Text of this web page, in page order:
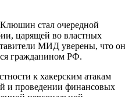
стал очередной
царящей во властных
МИД уверены, что он
гражданином РФ.
к хакерским атакам
и проведении финансовых